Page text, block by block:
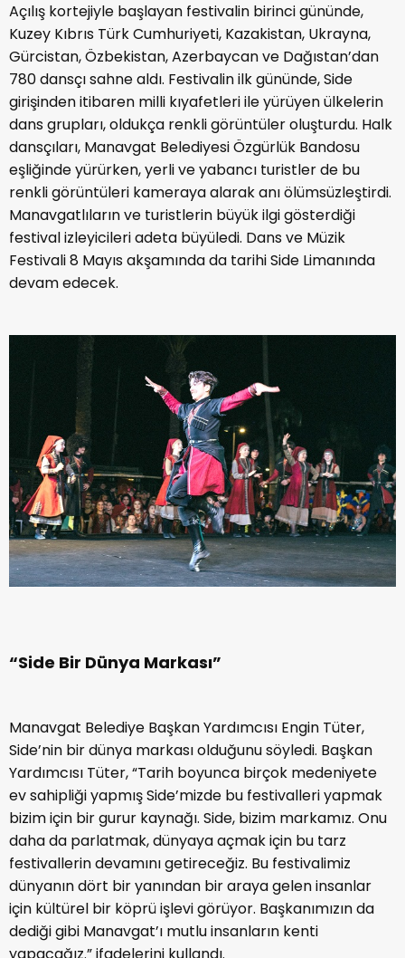
Açılış kortejiyle başlayan festivalin birinci gününde,
Kuzey Kıbrıs Türk Cumhuriyeti, Kazakistan, Ukrayna,
Gürcistan, Özbekistan, Azerbaycan ve Dağıstan’dan
780 dansçı sahne aldı. Festivalin ilk gününde, Side
girişinden itibaren milli kıyafetleri ile yürüyen ülkelerin
dans grupları, oldukça renkli görüntüler oluşturdu. Halk
dansçıları, Manavgat Belediyesi Özgürlük Bandosu
eşliğinde yürürken, yerli ve yabancı turistler de bu
renkli görüntüleri kameraya alarak anı ölümsüzleştirdi.
Manavgatlıların ve turistlerin büyük ilgi gösterdiği
festival izleyicileri adeta büyüledi. Dans ve Müzik
Festivali 8 Mayıs akşamında da tarihi Side Limanında
devam edecek.
“Side Bir Dünya Markası”
Manavgat Belediye Başkan Yardımcısı Engin Tüter,
Side’nin bir dünya markası olduğunu söyledi. Başkan
Yardımcısı Tüter, “Tarih boyunca birçok medeniyete
ev sahipliği yapmış Side’mizde bu festivalleri yapmak
bizim için bir gurur kaynağı. Side, bizim markamız. Onu
daha da parlatmak, dünyaya açmak için bu tarz
festivallerin devamını getireceğiz. Bu festivalimiz
dünyanın dört bir yanından bir araya gelen insanlar
için kültürel bir köprü işlevi görüyor. Başkanımızın da
dediği gibi Manavgat’ı mutlu insanların kenti